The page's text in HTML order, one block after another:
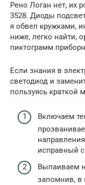
Рено Логан нет, их
3528. Диоды
я обвел кружками,
ниже, легко найти,
пиктограмм
Если знания в
светодиод и
пользуясь краткой
Включаем
исправный
Выпаиваем
запомнив, в